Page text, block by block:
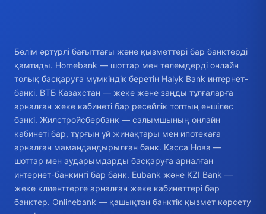
Бөлім әртүрлі бағыттағы және қызметтері бар банктерді
қамтиды. Homebank — шоттар мен төлемдерді онлайн
толық басқаруға мүмкіндік беретін Halyk Bank интернет-
банкі. ВТБ Казахстан — жеке және заңды тұлғаларға
арналған жеке кабинеті бар ресейлік топтың еншілес
банкі. Жилстройсбербанк — салымшының онлайн
кабинеті бар, тұрғын үй жинақтары мен ипотекаға
арналған мамандандырылған банк. Касса Нова —
шоттар мен аударымдарды басқаруға арналған
интернет-банкингі бар банк. Eubank және KZI Bank —
жеке клиенттерге арналған жеке кабинеттері бар
банктер. Onlinebank — қашықтан банктік қызмет көрсету